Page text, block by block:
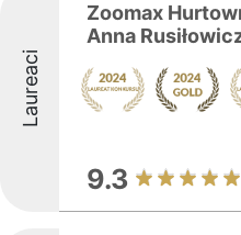
Laureaci
Zoomax
Anna
9.3